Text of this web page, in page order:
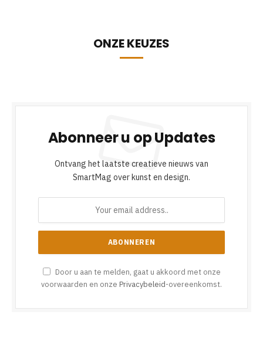
ONZE KEUZES
Abonneer u op Updates
Ontvang het laatste creatieve nieuws van
SmartMag over kunst en design.
Door u aan te melden, gaat u akkoord met onze
voorwaarden en onze Privacybeleid-overeenkomst.